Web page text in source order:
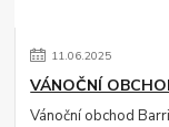
11.06.2025
VÁNOČNÍ
Vánoční obchod